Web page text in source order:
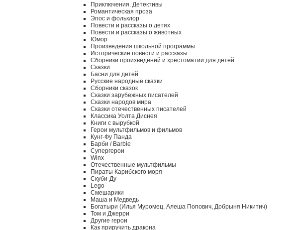
Приключения. Детективы
Романтическая проза
Эпос и фольклор
Повести и рассказы о детях
Повести и рассказы о животных
Юмор
Произведения школьной программы
Исторические повести и рассказы
Сборники произведений и хрестоматии для детей
Сказки
Басни для детей
Русские народные сказки
Сборники сказок
Сказки зарубежных писателей
Сказки народов мира
Сказки отечественных писателей
Классика Уолта Диснея
Книги с вырубкой
Герои мультфильмов и фильмов
Кунг-Фу Панда
Барби / Barbie
Супергерои
Winx
Отечественные мультфильмы
Пираты Карибского моря
Скуби-Ду
Lego
Смешарики
Маша и Медведь
Богатыри (Илья Муромец, Алеша Попович, Добрыня Никитич)
Том и Джерри
Другие герои
Как приручить дракона